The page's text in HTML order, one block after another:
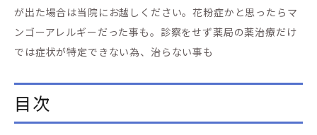
が出た場合は当院にお越しください。花粉症かと思ったらマ
ンゴーアレルギーだった事も。診察をせず薬局の薬治療だけ
では症状が特定できない為、治らない事も
目次